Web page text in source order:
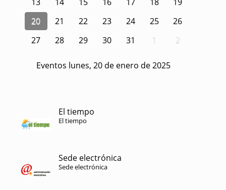
13
14 15 16 17 18
19
20
21 22 23 24 25
26
27
28 29 30 31 1 2
Eventos lunes, 20 de enero de 2025
El tiempo
El tiempo
Sede electrónica
Sede electrónica